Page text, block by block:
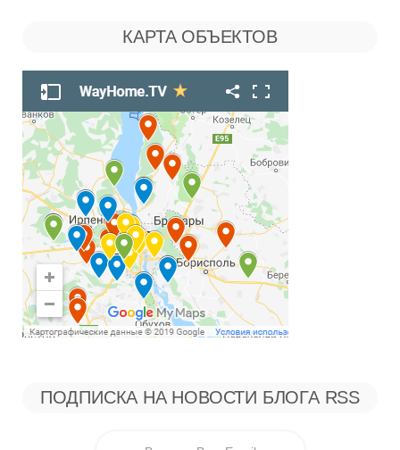
КАРТА ОБЪЕКТОВ
ПОДПИСКА НА НОВОСТИ БЛОГА RSS